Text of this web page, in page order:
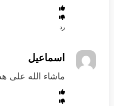
رد
اسماعيل
ماشاء الله على